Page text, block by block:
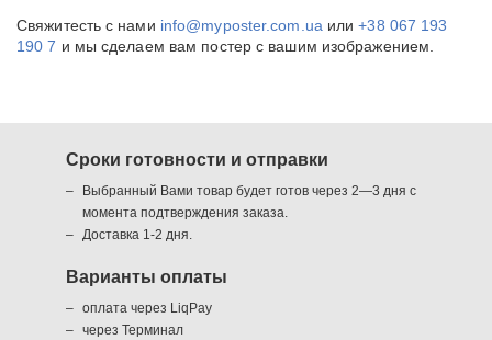
Свяжитесть с нами info@myposter.com.ua или+38 067 193
190 7 и мы сделаем вам постер с вашим изображением.
Сроки готовности и отправки
Выбранный Вами товар будет готов через 2—3 дня с
момента подтверждения заказа.
Доставка 1-2 дня.
Варианты оплаты
оплата через LiqPay
через Терминал